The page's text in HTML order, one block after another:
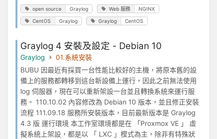
open source Graylog Web 服務 NGINX
CentOS Graylog Graylog CentOS
Graylog 4 安裝及設定 - Debian 10
Graylog
01.系統安裝
BUBU 因最近有採買一台性能比較好的主機，將原本舊的設
備上的服務都轉移到這台新設備上運行，因此之前無法使用
log 伺服器，現在可以重新架設一台並且轉換系統來運行服
務。 110.10.02 內容修改為 Debian 10 版本，並且修正安裝
流程 111.09.18 服務所安裝版本，目前最新版本是 Graylog
4.3 版 運行環境 本工作室環境都是在 「Proxmox VE 」 虛
擬系統上架設，都是以 「 LXC 」模式為主，除非有特殊狀